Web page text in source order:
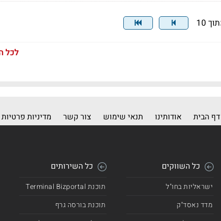
לכל
דף הבית אודותינו תנאי שימוש צור קשר מדיניות פרטיות
כל השווקים
ישראליות בחו"ל
מדד נאסד"ק
כל השירותים
תוכנת Terminal Bizportal
תוכנת בורסה גרף